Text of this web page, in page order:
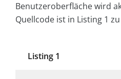
Benutzeroberfläche wird
Quellcode ist in Listing 1
Listing 1